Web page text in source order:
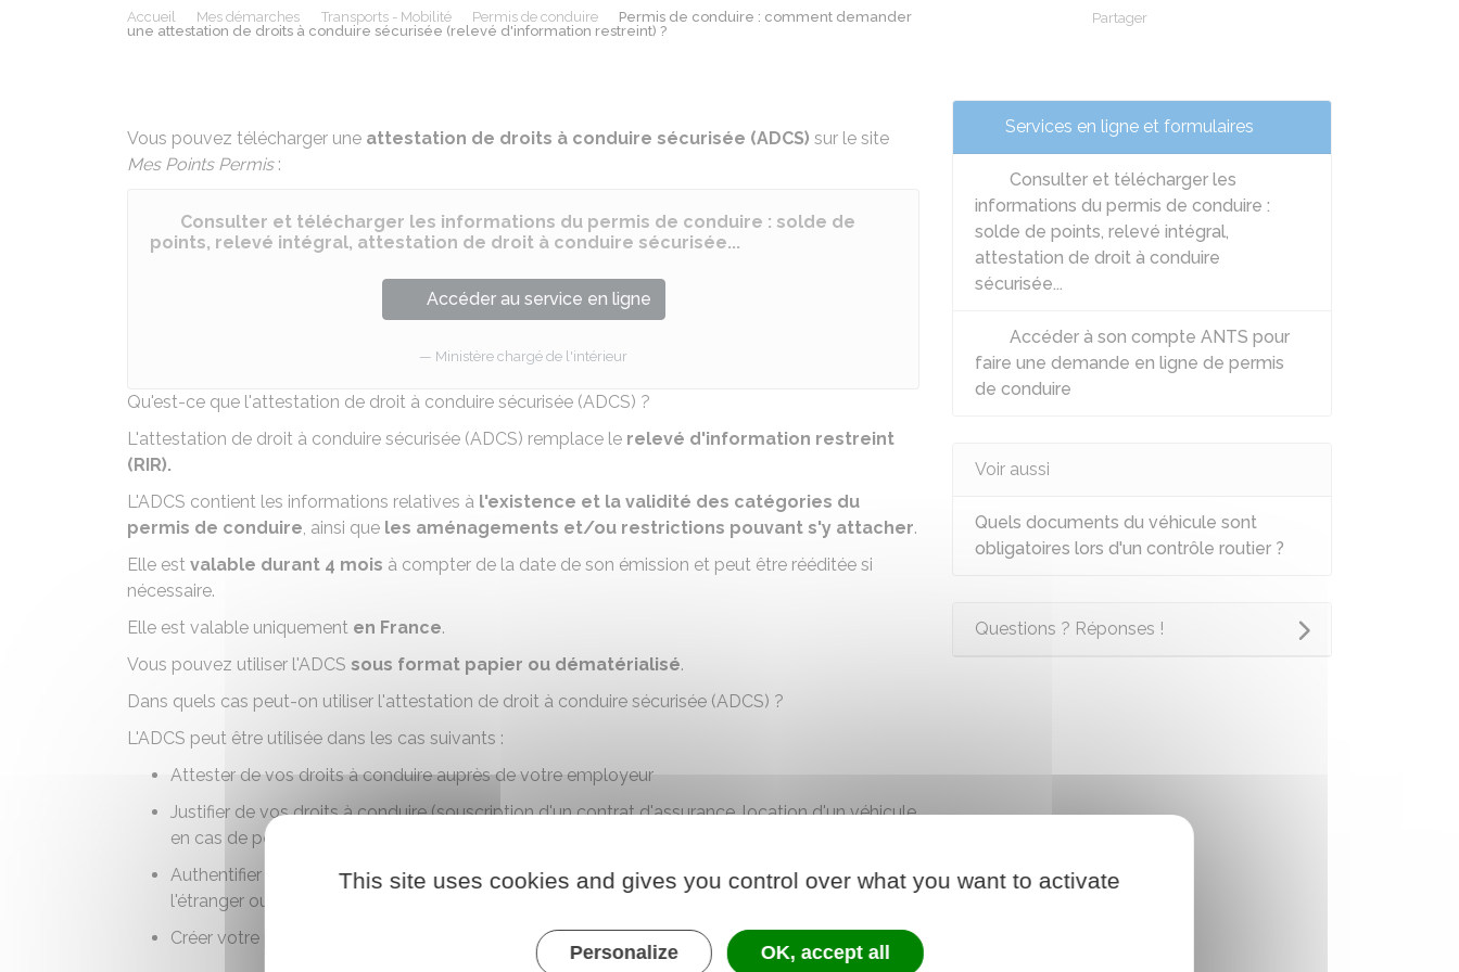
Accueil Mes démarches Transports - Mobilité Permis de conduire
Permis de conduire : comment demander
une attestation de droits à conduire sécurisée (relevé d'information restreint) ?
Partager
Vous pouvez télécharger une attestation de droits à conduire sécurisée (ADCS) sur le site
Mes Points Permis :
Consulter et télécharger les informations du permis de conduire : solde de
points, relevé intégral, attestation de droit à conduire sécurisée...
Accéder au service en ligne
Ministère chargé de l'intérieur
Qu'est-ce que l'attestation de droit à conduire sécurisée (ADCS) ?
L'attestation de droit à conduire sécurisée (ADCS) remplace le relevé d'information restreint
(RIR).
L'ADCS contient les informations relatives à l'existence et la validité des catégories du
permis de conduire, ainsi que les aménagements et/ou restrictions pouvant s'y attacher.
Elle est valable durant 4 mois à compter de la date de son émission et peut être rééditée si
nécessaire.
Elle est valable uniquement en France.
Vous pouvez utiliser l'ADCS sous format papier ou dématérialisé.
Dans quels cas peut-on utiliser l'attestation de droit à conduire sécurisée (ADCS) ?
L'ADCS peut être utilisée dans les cas suivants :
Attester de vos droits à conduire auprès de votre employeur
Justifier de vos droits à conduire (souscription d'un contrat d'assurance, location d'un véhicule,
en cas de perte
Authentifier vos droits à conduire lorsque vous échangez votre permis de conduire à
l'étranger ou auprès d'une
Créer votre permis de conduire dématérialisé surl'application France Identité
Services en ligne et formulaires
Consulter et télécharger les
informations du permis de conduire :
solde de points, relevé intégral,
attestation de droit à conduire
sécurisée...
Accéder à son compte ANTS pour
faire une demande en ligne de permis
de conduire
Voir aussi
Quels documents du véhicule sont
obligatoires lors d'un contrôle routier ?
Questions ? Réponses !
This site uses cookies and gives you control over what you want to activate
Personalize OK, accept all